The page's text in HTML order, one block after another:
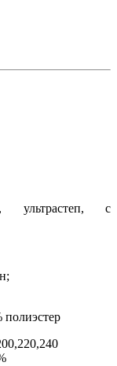
ультрастеп, с
полиэстер